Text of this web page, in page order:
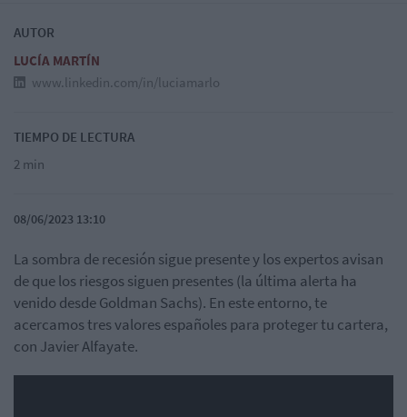
AUTOR
LUCÍA MARTÍN
www.linkedin.com/in/luciamarlo
TIEMPO DE LECTURA
2 min
08/06/2023 13:10
La sombra de recesión sigue presente y los expertos avisan
de que los riesgos siguen presentes (la última alerta ha
venido desde Goldman Sachs). En este entorno, te
acercamos tres valores españoles para proteger tu cartera,
con Javier Alfayate.